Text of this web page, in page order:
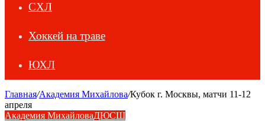
СХЛ
Хоккей на траве
ЮХЛ
Главная/Академия Михайлова/Кубок г. Москвы, матчи 11-12
апреля
Академия МихайловаДЮСШ